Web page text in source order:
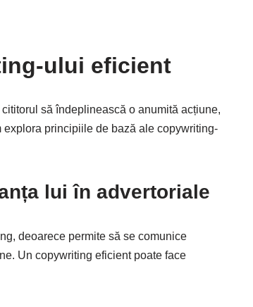
ului eficient
să îndeplinească o anumită acțiune,
principiile de bază ale copywriting-
lui în advertoriale
deoarece permite să se comunice
Un copywriting eficient poate face